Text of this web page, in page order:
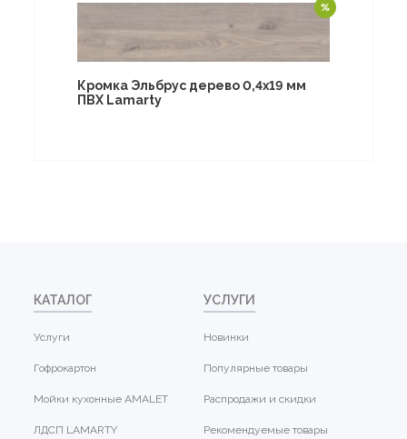
Кромка Эльбрус дерево 0,4х19 мм
ПВХ Lamarty
КАТАЛОГ
Услуги
Гофрокартон
Мойки кухонные AMALET
ЛДСП LAMARTY
УСЛУГИ
Новинки
Популярные товары
Распродажи и скидки
Рекомендуемые товары